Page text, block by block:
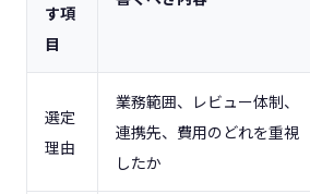
す項
目
選定
理由
業務範囲、レビュー体制、
連携先、費用のどれを重視
したか